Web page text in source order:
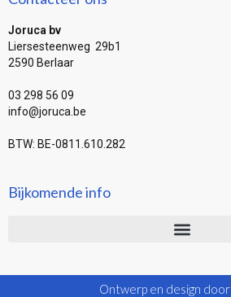
Joruca bv
Liersesteenweg 29b1
2590 Berlaar
03 298 56 09
info@joruca.be
BTW: BE-0811.610.282
Bijkomende info
Ontwerp en design door